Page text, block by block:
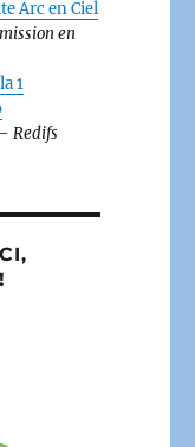
Arc en Ciel
en
1
Redifs